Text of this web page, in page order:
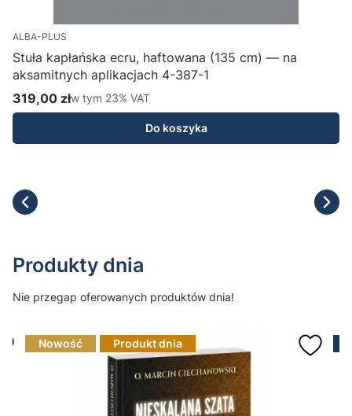
ALBA-PLUS
Stuła kapłańska ecru, haftowana (135 cm) — na
aksamitnych aplikacjach 4-387-1
Cena brutto
319,00 złw tym %s VAT
w tym 23% VAT
Do koszyka
Produkty dnia
Nie przegap oferowanych produktów dnia!
Nowość Produkt dnia